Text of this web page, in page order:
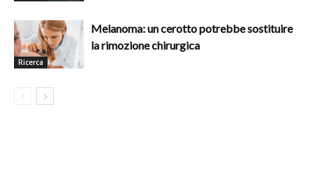
Ricerca
Melanoma: un cerotto potrebbe sostituire
la rimozione chirurgica